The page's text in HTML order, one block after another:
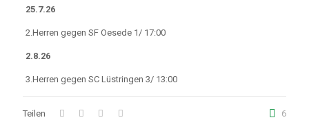
25.7.26
2.Herren gegen SF Oesede 1/ 17:00
2.8.26
3.Herren gegen SC Lüstringen 3/ 13:00
Teilen 6